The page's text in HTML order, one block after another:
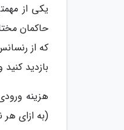
یکی از
که از
بازدید
(به ازای هر